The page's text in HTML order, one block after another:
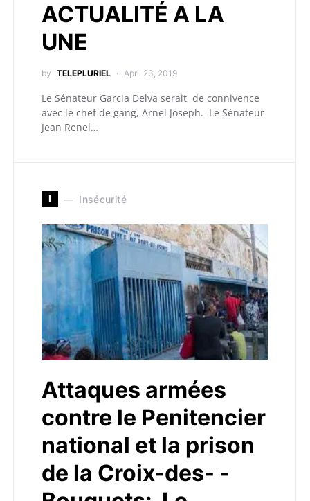
ACTUALITÉ A LA
UNE
by TELEPLURIEL April 23, 2019
Le Sénateur Garcia Delva serait de connivence
avec le chef de gang, Arnel Joseph. Le Sénateur
Jean Renel…
I Insécurité
Attaques armées
contre le Penitencier
national et la prison
de la Croix-des- -